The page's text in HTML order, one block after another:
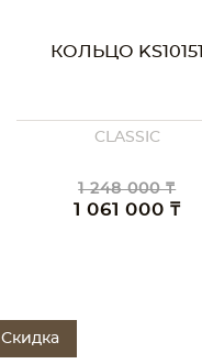
КОЛЬЦО KS10151
CLASSIC
1 248 000 ₸
1 061 000 ₸
Скидка